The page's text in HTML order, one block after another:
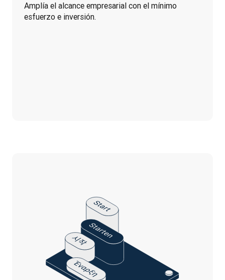
Amplía el alcance empresarial con el mínimo
esfuerzo e inversión.